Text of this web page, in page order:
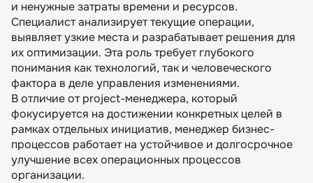
процессов
Какие зарплаты у специалистов по бизнес
процессам?
Плюсы и минусы профессии
Как стать менеджером бизнес процессов
Рекомендуем посмотреть курсы по бизнес
процессам
Несколько советов для соискателей на
должность менеджера бизнес процессов
и ненужные затраты времени и ресурсов.
Специалист анализирует текущие операции,
выявляет узкие места и разрабатывает решения для
их оптимизации. Эта роль требует глубокого
понимания как технологий, так и человеческого
фактора в деле управления изменениями.
В отличие от project-менеджера, который
фокусируется на достижении конкретных целей в
рамках отдельных инициатив, менеджер бизнес-
процессов работает на устойчивое и долгосрочное
улучшение всех операционных процессов
организации.